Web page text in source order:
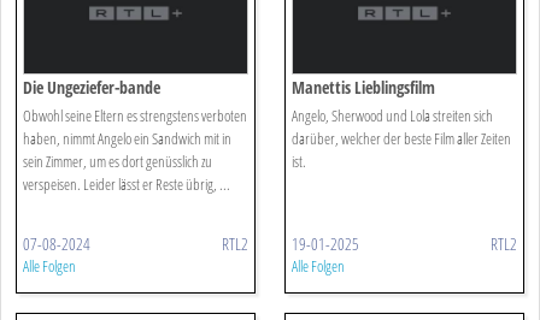
Die Ungeziefer-bande
Obwohl seine Eltern es strengstens verboten
haben, nimmt Angelo ein Sandwich mit in
sein Zimmer, um es dort genüsslich zu
verspeisen. Leider lässt er Reste übrig, ...
07-08-2024 RTL2
Alle Folgen
Manettis Lieblingsfilm
Angelo, Sherwood und Lola streiten sich
darüber, welcher der beste Film aller Zeiten
ist.
19-01-2025 RTL2
Alle Folgen